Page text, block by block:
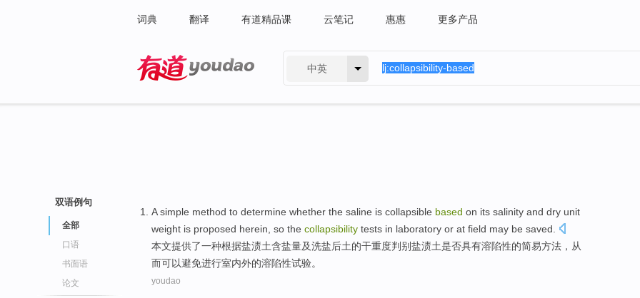
词典 翻译 有道精品课 云笔记 惠惠 更多产品
中英
双语例句
全部
口语
书面语
论文
A simple method to determine whether the saline is collapsible based on its salinity and dry unit
weight is proposed herein, so the collapsibility tests in laboratory or at field may be saved.
本文提供了一种根据盐渍土含盐量及洗盐后土的干重度判别盐渍土是否具有溶陷性的简易方法 ， 从
而可以避免进行室内外的溶陷性试验。
youdao